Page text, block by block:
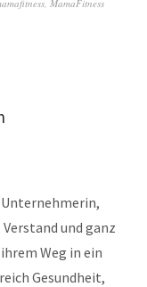
MamaFitness
und ganz
Weg in ein
Gesundheit,